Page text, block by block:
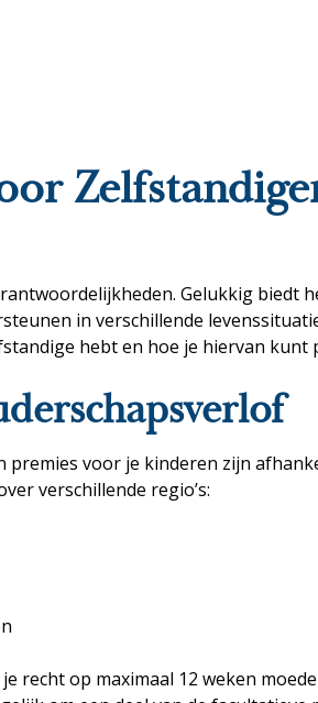
Gelukkig biedt
in verschillende
hebt en hoe je hiervan kunt
premies voor je kinderen zijn
verschillende regio’s:
recht op maximaal 12 weken